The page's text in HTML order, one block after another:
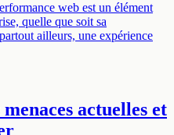
web est un élément
quelle que soit sa
ailleurs, une expérience
actuelles et